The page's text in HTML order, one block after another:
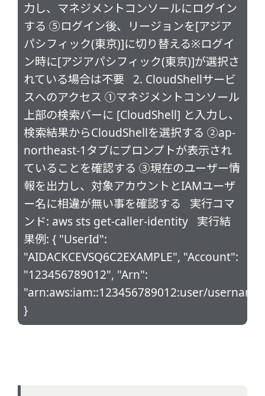
力し、マネジメントコンソールにログイン
する ⑤ログイン後、リージョンを[アジア
パシフィック(東京)]に切り替える※ログイ
ン時に[アジアパシフィック(東京)]が選択さ
れている場合は不要 2. CloudShellサービ
スへのアクセス ①マネジメントコンソール
上部の検索バーに [CloudShell] と入力し、
検索結果からCloudShellを選択する ②ap-
northeast-1タブにプロンプトが表示され
ていることを確認する ③現在のユーザー情
報を出力し、対象アカウントとIAMユーザ
ー名に相違が無い事を確認する 実行コマ
ンド: aws sts get-caller-identity 実行結
果例: { "UserId":
"AIDACKCEVSQ6C2EXAMPLE", "Account":
"123456789012", "Arn":
"arn:aws:iam::123456789012:user/
}